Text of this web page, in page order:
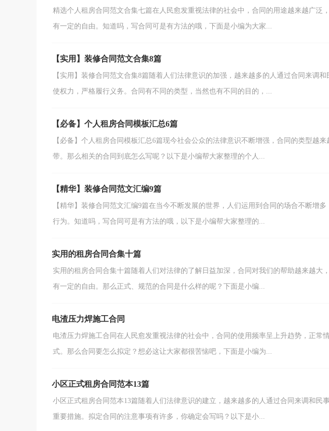
精选个人租房合同范文合集七篇在人民愈发重视法律的社会中，合同的用途越来越广泛
有一定的自由。知道吗，写合同可是有方法的哦，下面是小编为大家...
【实用】装修合同范文合集8篇
【实用】装修合同范文合集8篇随着人们法律意识的加强，越来越多的人通过合同来调
使权力，严格履行义务。合同有不同的类型，当然也有不同的目的，...
【必备】个人租房合同模板汇总6篇
【必备】个人租房合同模板汇总6篇现今社会公众的法律意识不断增强，合同的类型越
带。那么相关的合同到底怎么写呢？以下是小编帮大家整理的个人...
【精华】装修合同范文汇编9篇
【精华】装修合同范文汇编9篇在当今不断发展的世界，人们运用到合同的场合不断增
行为。知道吗，写合同可是有方法的哦，以下是小编帮大家整理的...
实用的租房合同合集十篇
实用的租房合同合集十篇随着人们对法律的了解日益加深，合同对我们的帮助越来越大
有一定的自由。那么正式、规范的合同是什么样的呢？下面是小编...
电渣压力焊施工合同
电渣压力焊施工合同在人民愈发重视法律的社会中，合同的使用频率呈上升趋势，正常
式。那么合同要怎么拟定？想必这让大家都很苦恼吧，下面是小编为...
小区正式租房合同范本13篇
小区正式租房合同范本13篇随着人们法律意识的建立，越来越多的人通过合同来调和民
重要措施。拟定合同的注意事项有许多，你确定会写吗？以下是小...